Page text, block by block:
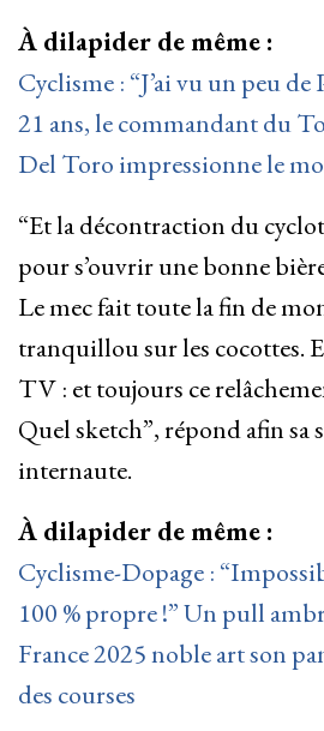
À dilapider de même :
Cyclisme : “J’ai vu un peu de
21 ans, le commandant du
Del Toro impressionne le
“Et la décontraction du
pour s’ouvrir une bonne
Le mec fait toute la fin de
tranquillou sur les cocottes.
TV : et toujours ce
Quel sketch”, répond afin sa
internaute.
À dilapider de même :
Cyclisme-Dopage :
100 % propre !” Un pull
France 2025 noble art son
des courses